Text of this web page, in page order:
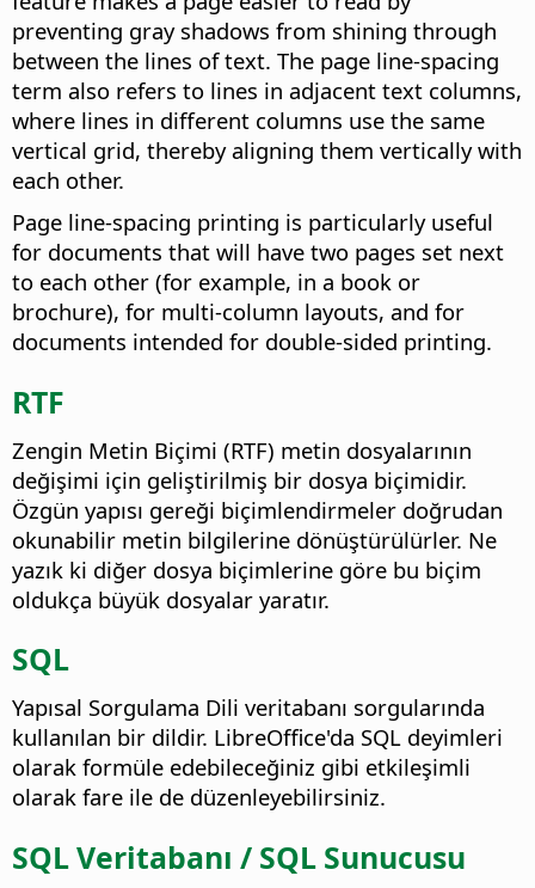
preventing gray shadows from shining through
between the lines of text. The page line-spacing
term also refers to lines in adjacent text columns,
where lines in different columns use the same
vertical grid, thereby aligning them vertically with
each other.
Page line-spacing printing is particularly useful
for documents that will have two pages set next
to each other (for example, in a book or
brochure), for multi-column layouts, and for
documents intended for double-sided printing.
RTF
Zengin Metin Biçimi (RTF) metin dosyalarının
değişimi için geliştirilmiş bir dosya biçimidir.
Özgün yapısı gereği biçimlendirmeler doğrudan
okunabilir metin bilgilerine dönüştürülürler. Ne
yazık ki diğer dosya biçimlerine göre bu biçim
oldukça büyük dosyalar yaratır.
SQL
Yapısal Sorgulama Dili veritabanı sorgularında
kullanılan bir dildir. LibreOffice'da SQL deyimleri
olarak formüle edebileceğiniz gibi etkileşimli
olarak fare ile de düzenleyebilirsiniz.
SQL Veritabanı / SQL Sunucusu